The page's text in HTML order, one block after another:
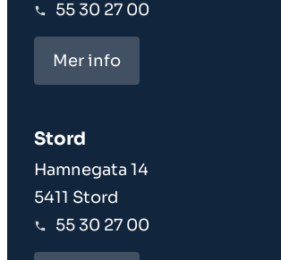
55 30 27 00
Mer info
Stord
Hamnegata 14
5411 Stord
55 30 27 00